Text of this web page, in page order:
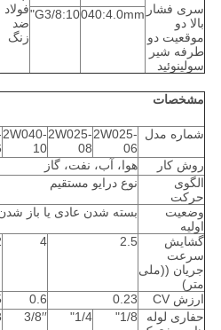
سری فشار
بالا دو
موقعیت دو
طرفه شیر
سولینوئید
فولاد
ضد
زنگ
040:4.0mm
10:G3/8"
مشخصات
شماره مدل
2W025-
06
2W025-
08
2W040-
10
روش کار
هوا، آب، نفت، گاز
الگوی
حرکت
نوع درایو مستقیم
وضعیت
اولیه
بسته شدن عادی یا باز
گشایش
سرعت
جریان ((ملی
متر)
2.5
4
ارزش CV 0.23
0.6
حفاری لوله
1/8"
1/4"
3/8′′